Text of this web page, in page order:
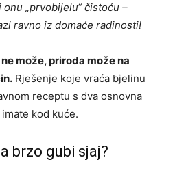
„prvobijelu“ čistoću –
ravno iz domaće radinosti!
može, priroda može na
Rješenje koje vraća bjelinu
receptu s dva osnovna
kod kuće.
brzo gubi sjaj?